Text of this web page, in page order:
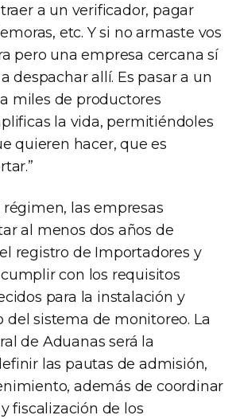
a un verificador, pagar
etc. Y si no armaste vos
pero una empresa cercana sí
despachar allí. Es pasar a un
miles de productores
la vida, permitiéndoles
quieren hacer, que es
régimen, las empresas
al menos dos años de
registro de Importadores y
con los requisitos
para la instalación y
sistema de monitoreo. La
de Aduanas será la
las pautas de admisión,
además de coordinar
fiscalización de los